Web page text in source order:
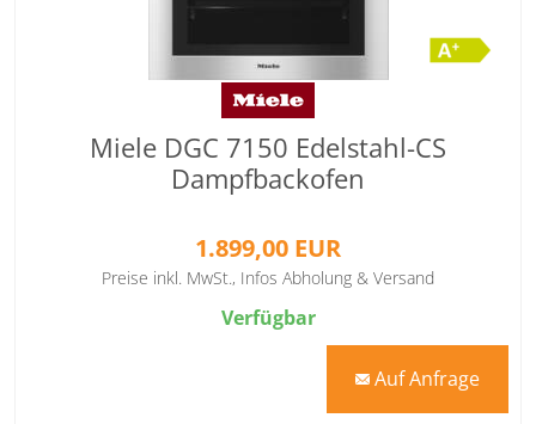
Miele DGC 7150 Edelstahl-CS
Dampfbackofen
1.899,00 EUR
Preise inkl. MwSt., Infos Abholung & Versand
Verfügbar
mail Auf Anfrage